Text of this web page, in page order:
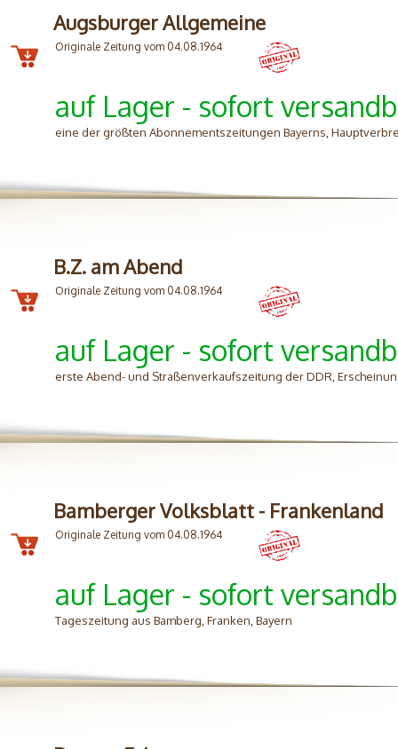
Augsburger Allgemeine
Originale Zeitung vom 04.08.1964
auf Lager - sofort
eine der größten Abonnementszeitungen Bayerns,
B.Z. am Abend
Originale Zeitung vom 04.08.1964
auf Lager - sofort
erste Abend- und Straßenverkaufszeitung der DDR,
Bamberger Volksblatt - Frankenland
Originale Zeitung vom 04.08.1964
auf Lager - sofort
Tageszeitung aus Bamberg, Franken, Bayern